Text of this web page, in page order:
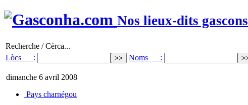
Nos lieux-dits gascons
Recherche / Cèrca...
Lòcs :
Noms :
dimanche 6 avril 2008
Pays charnégou